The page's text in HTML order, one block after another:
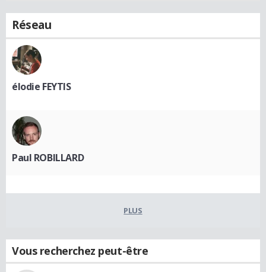
Réseau
élodie FEYTIS
Paul ROBILLARD
PLUS
Vous recherchez peut-être